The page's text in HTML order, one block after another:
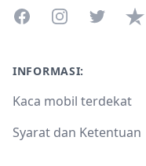
FacebookInstagramTwitter
INFORMASI:
Kaca mobil terdekat
Syarat dan Ketentuan